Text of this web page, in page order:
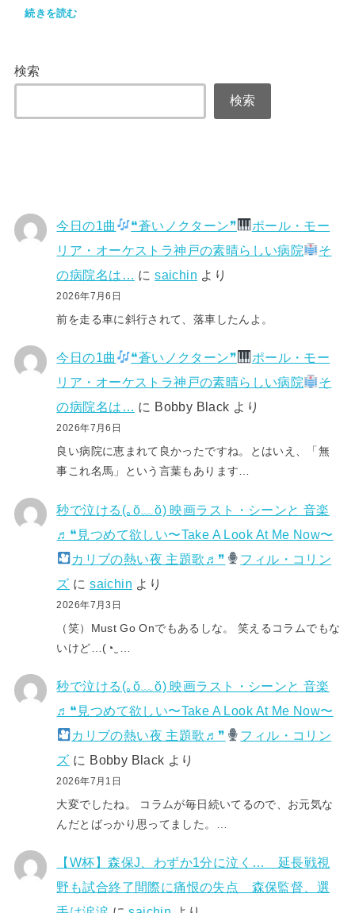
続きを読む
検索
検索
今日の1曲 ❝蒼いノクターン❞
ポール・モー
リア・オーケストラ神戸の素晴らしい病院
そ
の病院名は… にsaichin より
2026年7月6日
前を走る車に斜行されて、落車したんよ。
今日の1曲 ❝蒼いノクターン❞
ポール・モー
リア・オーケストラ神戸の素晴らしい病院
そ
の病院名は… に Bobby Black より
2026年7月6日
良い病院に恵まれて良かったですね。とはいえ、「無
事これ名馬」という言葉もあります…
秒で泣ける(⁠｡⁠ŏ⁠﹏⁠ŏ⁠) 映画ラスト・シーンと 音楽
♬❝見つめて欲しい〜Take A Look At Me Now〜
カリブの熱い夜 主題歌♬❞
フィル・コリン
ズ にsaichin より
2026年7月3日
（笑）Must Go Onでもあるしな。 笑えるコラムでもな
いけど…(⁠◔⁠‿⁠…
秒で泣ける(⁠｡⁠ŏ⁠﹏⁠ŏ⁠) 映画ラスト・シーンと 音楽
♬❝見つめて欲しい〜Take A Look At Me Now〜
カリブの熱い夜 主題歌♬❞
フィル・コリン
ズ に Bobby Black より
2026年7月1日
大変でしたね。 コラムが毎日続いてるので、お元気な
んだとばっかり思ってました。…
【W杯】森保J、わずか1分に泣く… 延長戦視
野も試合終了間際に痛恨の失点 森保監督、選